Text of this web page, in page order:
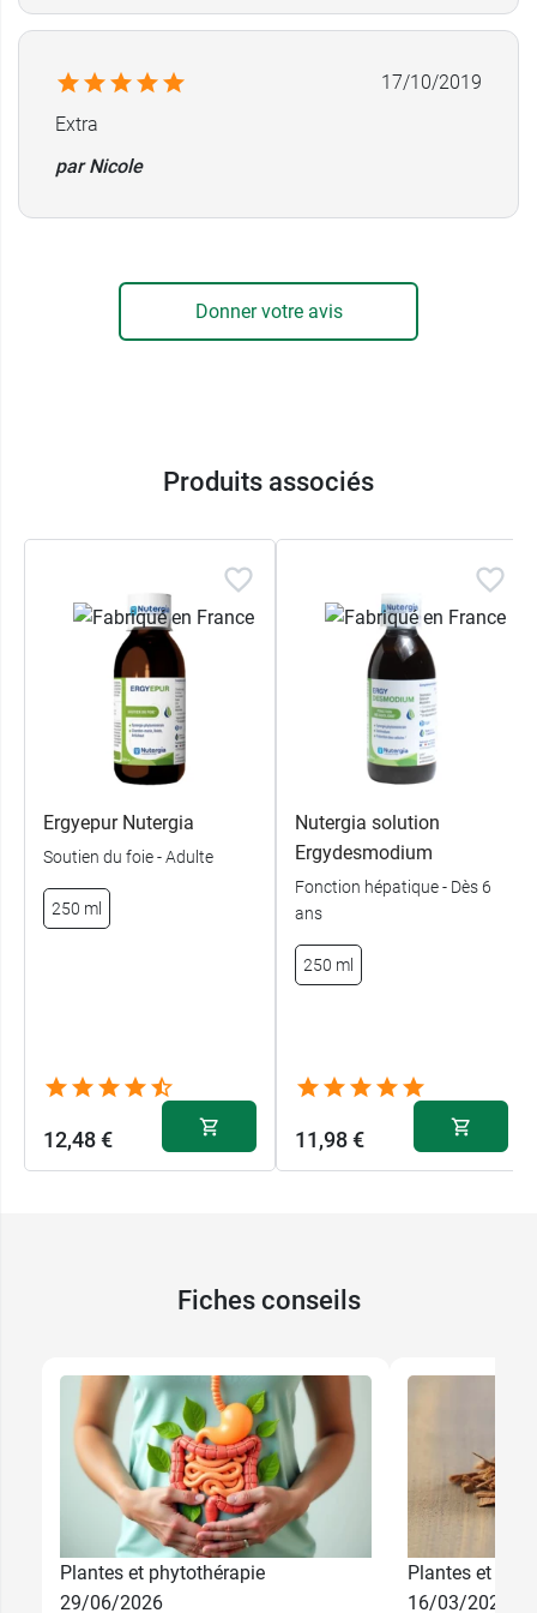
Fabricant
Rue Victor Hugo,
59220 Wavrechain-sous-Denain
03 27 44 76 76
17/10/2019
Extra
par Nicole
Donner votre avis
Produits associés
Ergyepur Nutergia
Soutien du foie - Adulte
250 ml
12,48 €
Nutergia solution
Ergydesmodium
Fonction hépatique - Dès 6
ans
250 ml
11,98 €
Fiches conseils
Plantes et phytothérapie
29/06/2026
Plantes et
16/03/2026